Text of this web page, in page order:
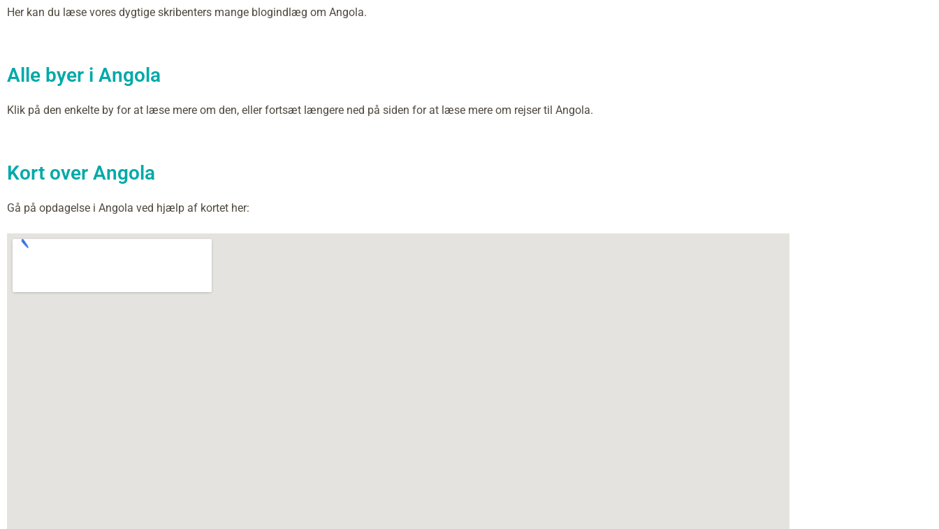
Her kan du læse vores dygtige skribenters mange blogindlæg om Angola.
Alle byer i Angola
Klik på den enkelte by for at læse mere om den, eller fortsæt længere ned på siden for at læse mere om rejser til Angola.
Kort over Angola
Gå på opdagelse i Angola ved hjælp af kortet her: